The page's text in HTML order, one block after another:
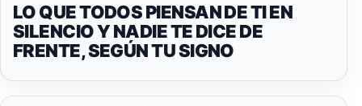
LO QUE TODOS PIENSAN DE TI EN
SILENCIO Y NADIE TE DICE DE
FRENTE, SEGÚN TU SIGNO